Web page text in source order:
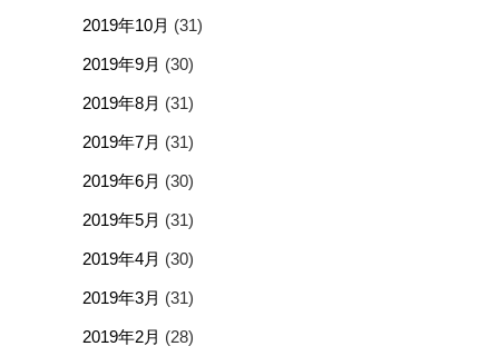
2019年10月 (31)
2019年9月 (30)
2019年8月 (31)
2019年7月 (31)
2019年6月 (30)
2019年5月 (31)
2019年4月 (30)
2019年3月 (31)
2019年2月 (28)